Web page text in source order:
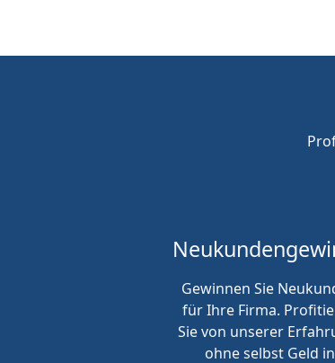
Neukunden
Gewinnen Sie
für Ihre Firma.
Sie von unserer
ohne selbst Geld in